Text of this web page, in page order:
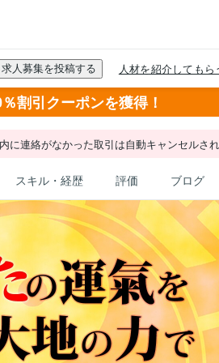
割引クーポンを獲得！
に連絡がなかった取引は自動キャンセルさ
スキル・経歴 評価 ブログ